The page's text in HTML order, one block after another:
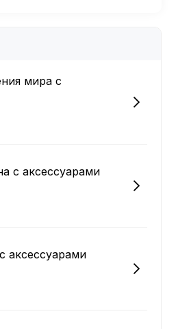
мира с
с аксессуарами
аксессуарами